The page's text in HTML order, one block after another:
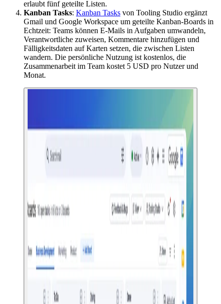
erlaubt fünf geteilte Listen.
Kanban Tasks: Kanban Tasks von Tooling Studio ergänzt
Gmail und Google Workspace um geteilte Kanban-Boards in
Echtzeit: Teams können E-Mails in Aufgaben umwandeln,
Verantwortliche zuweisen, Kommentare hinzufügen und
Fälligkeitsdaten auf Karten setzen, die zwischen Listen
wandern. Die persönliche Nutzung ist kostenlos, die
Zusammenarbeit im Team kostet 5 USD pro Nutzer und
Monat.